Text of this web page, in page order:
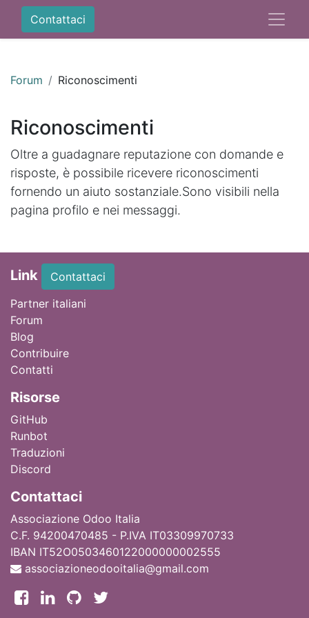
Contattaci
Forum Riconoscimenti
Riconoscimenti
Oltre a guadagnare reputazione con domande e
risposte, è possibile ricevere riconoscimenti
fornendo un aiuto sostanziale.Sono visibili nella
pagina profilo e nei messaggi.
Link
Contattaci
Partner italiani
Forum
Blog
Contribuire
Contatti
Risorse
GitHub
Runbot
Traduzioni
Discord
Contattaci
Associazione Odoo Italia
C.F. 94200470485 - P.IVA IT03309970733
IBAN IT52O0503460122000000002555
associazioneodooitalia@gmail.com